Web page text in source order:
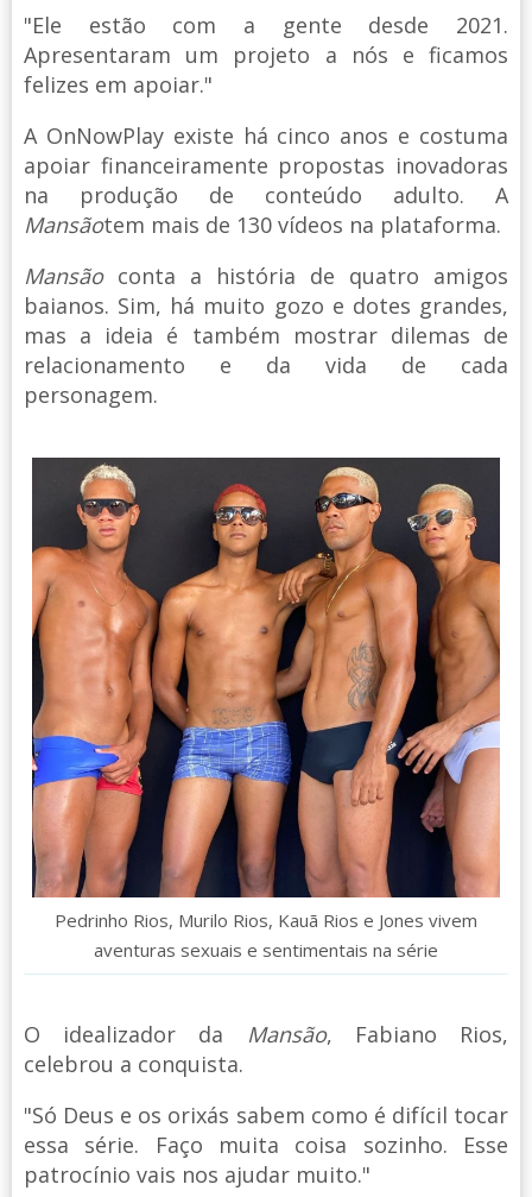
"Ele estão com a gente desde 2021.
Apresentaram um projeto a nós e ficamos
felizes em apoiar."
A OnNowPlay existe há cinco anos e costuma
apoiar financeiramente propostas inovadoras
na produção de conteúdo adulto. A
Mansãotem mais de 130 vídeos na plataforma.
Mansãoconta a história de quatro amigos
baianos. Sim, há muito gozo e dotes grandes,
mas a ideia é também mostrar dilemas de
relacionamento e da vida de cada
personagem.
Pedrinho Rios, Murilo Rios, Kauã Rios e Jones vivem
aventuras sexuais e sentimentais na série
O idealizador da Mansão, Fabiano Rios,
celebrou a conquista.
"Só Deus e os orixás sabem como é difícil tocar
essa série. Faço muita coisa sozinho. Esse
patrocínio vais nos ajudar muito."